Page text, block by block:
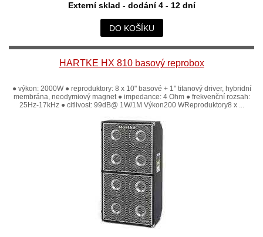
Externí sklad - dodání 4 - 12 dní
DO KOŠÍKU
HARTKE HX 810 basový reprobox
● výkon: 2000W ● reproduktory: 8 x 10" basové + 1" titanový driver, hybridní
membrána, neodymiový magnet ● impedance: 4 Ohm ● frekvenční rozsah:
25Hz-17kHz ● citlivost: 99dB@ 1W/1M Výkon200 WReproduktory8 x ...